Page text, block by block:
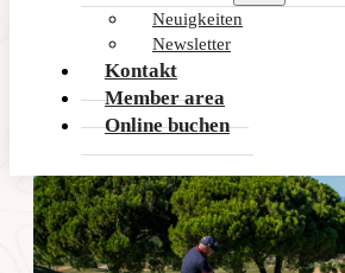
Neuigkeiten
Newsletter
Kontakt
Member area
Online buchen